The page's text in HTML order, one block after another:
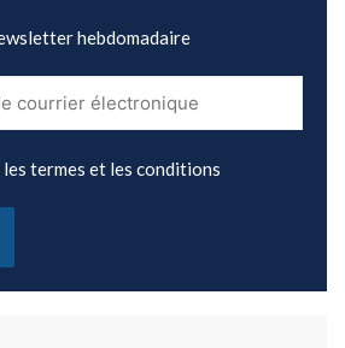
hebdomadaire
les termes et les conditions